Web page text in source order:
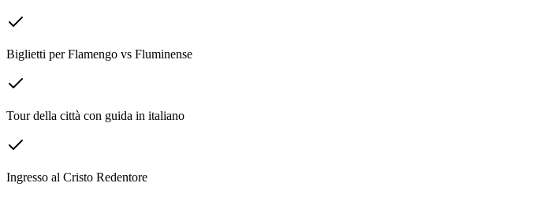
Biglietti per Flamengo vs Fluminense
Tour della città con guida in italiano
Ingresso al Cristo Redentore